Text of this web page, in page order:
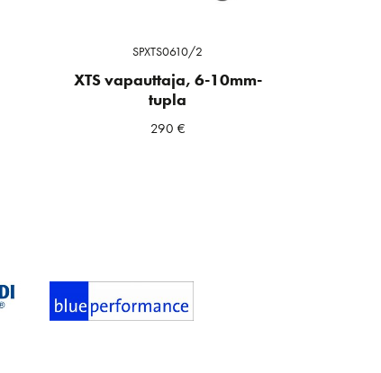
SPXTS0610/2
XTS vapauttaja, 6-10mm-
tupla
290 €